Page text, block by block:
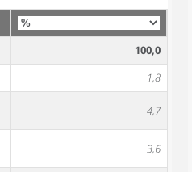
100,0
1,8
4,7
3,6